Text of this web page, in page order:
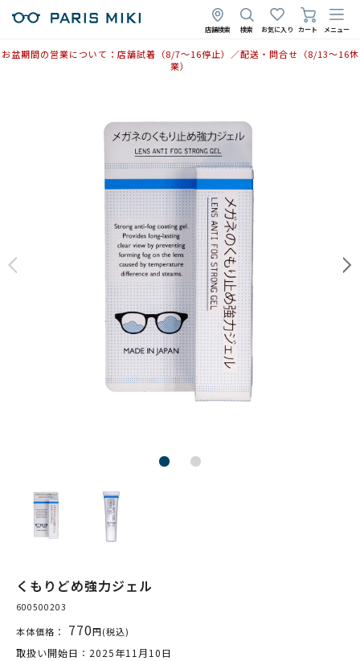
店舗検索 検索 お気に入り カート メニュー
お盆期間の営業について：店舗試着（8/7〜16停止）／配送・問合せ（8/13〜16休
業）
くもりどめ強力ジェル
600500203
本体価格： 770円(税込)
取扱い開始日：2025年11月10日